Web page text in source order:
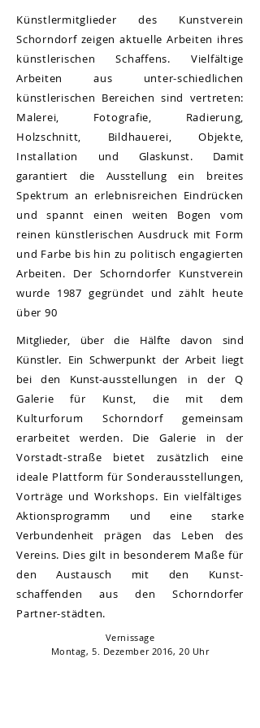
Künstlermitglieder des Kunstverein
Schorndorf zeigen aktuelle Arbeiten ihres
künstlerischen Schaffens. Vielfältige
Arbeiten aus unter-schiedlichen
künstlerischen Bereichen sind vertreten:
Malerei, Fotografie, Radierung,
Holzschnitt, Bildhauerei, Objekte,
Installation und Glaskunst. Damit
garantiert die Ausstellungein breites
Spektrum an erlebnisreichen Eindrücken
und spannt einen weiten Bogen vom
reinen künstlerischen Ausdruck mit Form
und Farbe bis hin zu politisch engagierten
Arbeiten. Der Schorndorfer Kunstverein
wurde 1987 gegründet und zählt heute
über 90
Mitglieder, über die Hälfte davon sind
Künstler. Ein Schwerpunkt der Arbeit liegt
bei den Kunst-ausstellungen in der Q
Galerie für Kunst, die mit dem
Kulturforum Schorndorf gemeinsam
erarbeitet werden. Die Galerie in der
Vorstadt-straße bietet zusätzlich eine
ideale Plattform für Sonderausstellungen,
Vorträge und Workshops. Ein vielfältiges
Aktionsprogramm und eine starke
Verbundenheit prägen das Leben des
Vereins. Dies gilt in besonderem Maße für
den Austausch mit den Kunst-
schaffenden aus den Schorndorfer
Partner-städten.
Vernissage
Montag, 5. Dezember 2016, 20 Uhr